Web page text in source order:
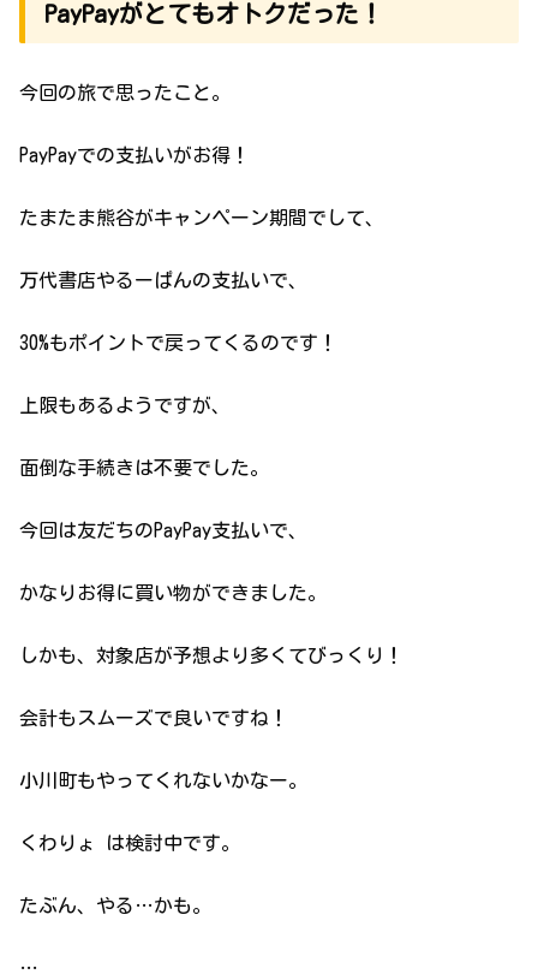
PayPayがとてもオトクだった！
今回の旅で思ったこと。
PayPayでの支払いがお得！
たまたま熊谷がキャンペーン期間でして、
万代書店やるーぱんの支払いで、
30%もポイントで戻ってくるのです！
上限もあるようですが、
面倒な手続きは不要でした。
今回は友だちのPayPay支払いで、
かなりお得に買い物ができました。
しかも、対象店が予想より多くてびっくり！
会計もスムーズで良いですね！
小川町もやってくれないかなー。
くわりょ は検討中です。
たぶん、やる…かも。
…